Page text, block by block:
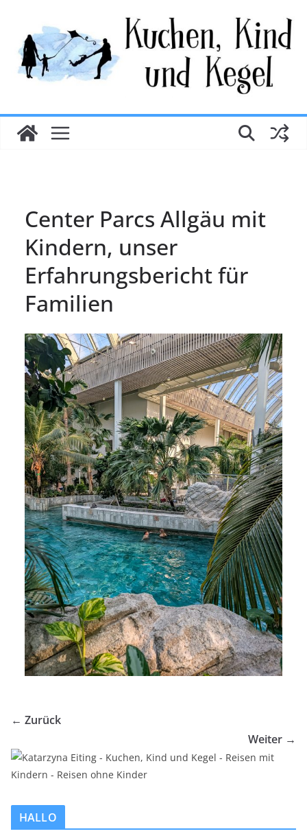
springen
Center Parcs Allgäu mit
Kindern, unser
Erfahrungsbericht für
Familien
← Zurück
Weiter →
HALLO